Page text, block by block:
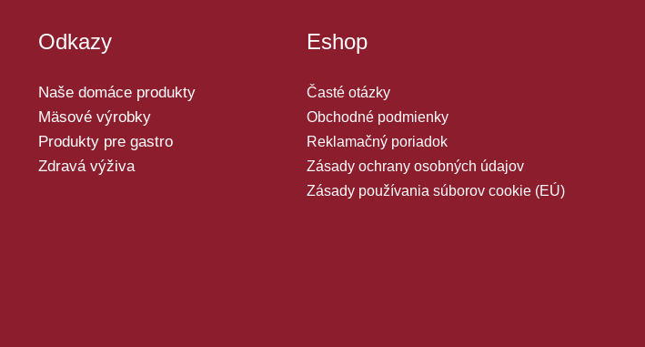
Odkazy
Naše domáce produkty
Mäsové výrobky
Produkty pre gastro
Zdravá výživa
Eshop
Časté otázky
Obchodné podmienky
Reklamačný poriadok
Zásady ochrany osobných údajov
Zásady používania súborov cookie (EÚ)